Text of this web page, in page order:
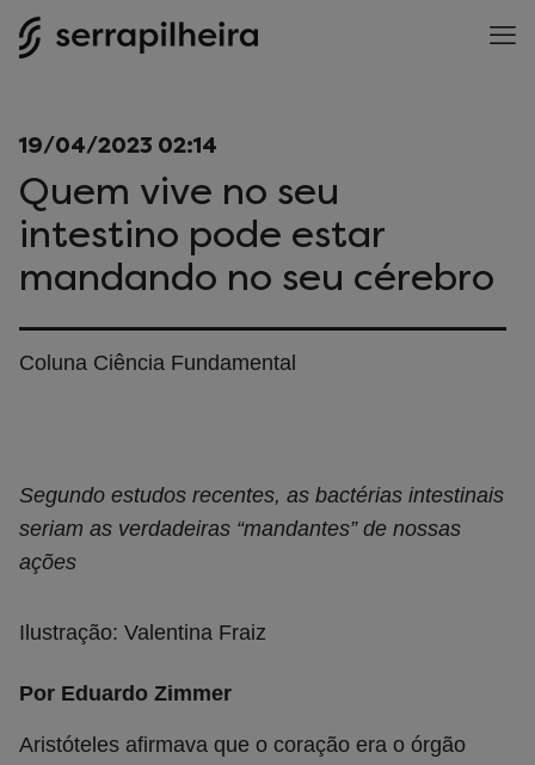
19/04/2023 02:14
Quem vive no seu
intestino pode estar
mandando no seu cérebro
Coluna Ciência Fundamental
Segundo estudos recentes, as bactérias intestinais
seriam as verdadeiras “mandantes” de nossas
ações
Ilustração: Valentina Fraiz
Por Eduardo Zimmer
Aristóteles afirmava que o coração era o órgão